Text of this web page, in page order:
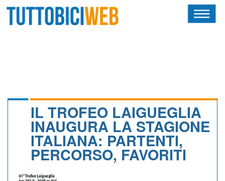
CALENDARIO
ALBI D'ORO
IL TROFEO LAIGUEGLIA
INAUGURA LA STAGIONE
ITALIANA: PARTENTI,
PERCORSO, FAVORITI